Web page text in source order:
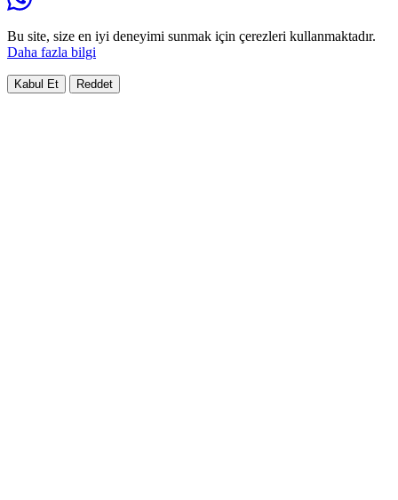
Bu site, size en iyi deneyimi sunmak için çerezleri kullanmaktadır.
Daha fazla bilgi
Kabul Et Reddet